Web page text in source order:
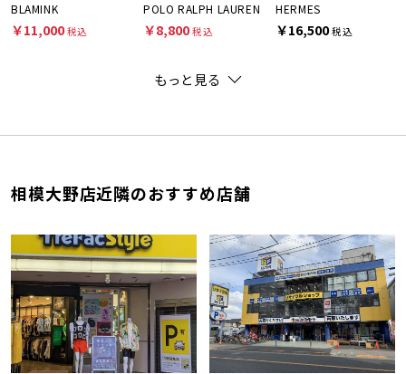
BLAMINK
￥11,000税込
POLO RALPH LAUREN
￥8,800税込
HERMES
￥16,500税込
もっと見る
相模大野店近隣のおすすめ店舗